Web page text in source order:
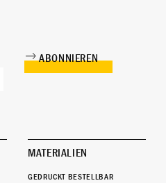
MATERIALIEN
GEDRUCKT BESTELLBAR